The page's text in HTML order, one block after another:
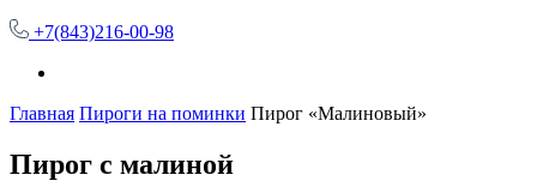
+7(843)216-00-98
Главная Пироги на поминки Пирог «Малиновый»
Пирог с малиной